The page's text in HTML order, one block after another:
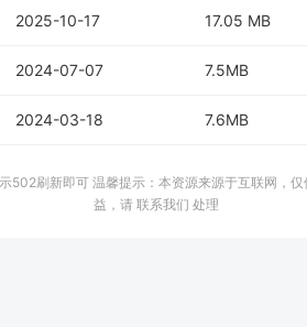
2025-10-17 17.05 MB
2024-07-07 7.5MB
2024-03-18 7.6MB
502刷新即可 温馨提示：本资源来源于互联网，
益，请 联系我们 处理